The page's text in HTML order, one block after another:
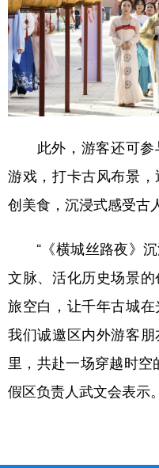
此外，游客还可参
游戏，打卡古风布景
创美食，沉浸式感受古
“《横城丝路夜》沉
文脉、活化历史场景
旅空白，让千年古城
我们诚邀区内外游客
里，共赴一场穿越时
假区负责人武文会表示